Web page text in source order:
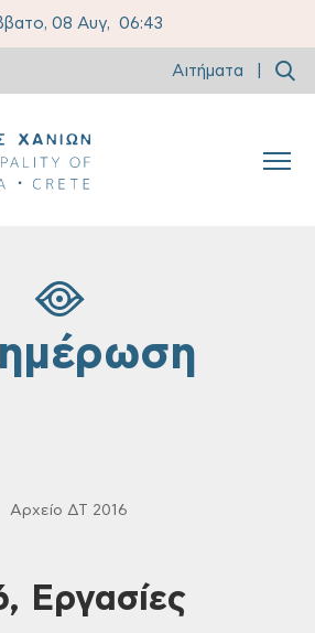
08 Αυγ, 06:43
Αιτήματα
Αρχείο ΔΤ 2016
Εργασίες